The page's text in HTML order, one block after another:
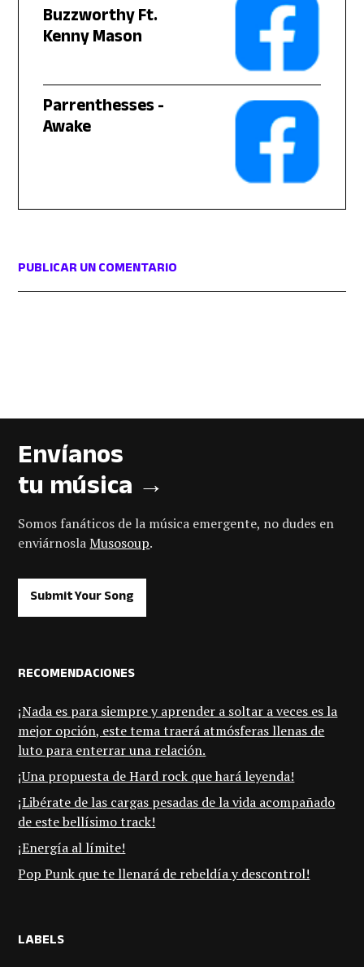
Buzzworthy Ft.
Kenny Mason
Parrenthesses -
Awake
PUBLICAR UN COMENTARIO
Envíanos
tu música →
Somos fanáticos de la música emergente, no dudes en
enviárnoslaMusosoup.
Submit Your Song
RECOMENDACIONES
¡Nada es para siempre y aprender a soltar a veces es la
mejor opción, este tema traerá atmósferas llenas de
luto para enterrar una relación.
¡Una propuesta de Hard rock que hará leyenda!
¡Libérate de las cargas pesadas de la vida acompañado
de este bellísimo track!
¡Energía al límite!
Pop Punk que te llenará de rebeldía y descontrol!
LABELS